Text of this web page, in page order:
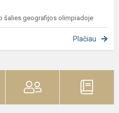
šalies geografijos olimpiadoje
Plačiau